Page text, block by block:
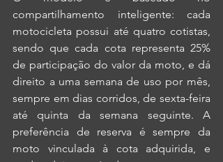
compartilhamento inteligente: cada
motocicleta possui até quatro cotistas,
sendo que cada cota representa 25%
de participação do valor da moto, e dá
direito a uma semana de uso por mês,
sempre em dias corridos, de sexta-feira
até quinta da semana seguinte. A
preferência de reserva é sempre da
moto vinculada à cota adquirida, e